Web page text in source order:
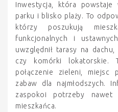
Inwestycja, która powstaje
parku i blisko plaży. To
którzy poszukują
funkcjonalnych i
uwzględnił tarasy na
czy komórki lokatorskie.
połączenie zieleni, miejsc
zabaw dla najmłodszych.
zaspokoi potrzeby nawet
mieszkańca.